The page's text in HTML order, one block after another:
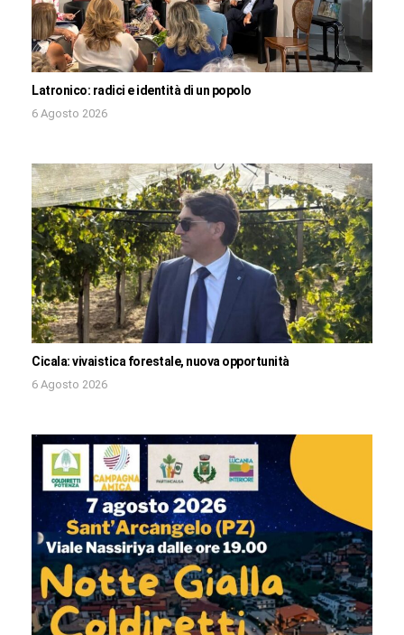
Latronico: radici e identità di un popolo
6 Agosto 2026
Cicala: vivaistica forestale, nuova opportunità
6 Agosto 2026